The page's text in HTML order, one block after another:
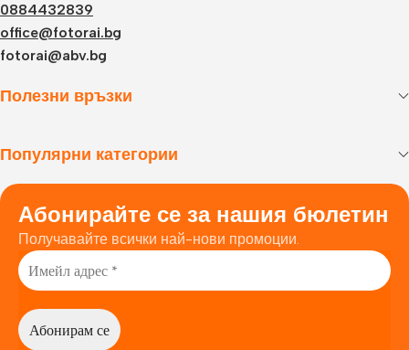
0884432839
office@fotorai.bg
fotorai@abv.bg
Полезни връзки
Популярни категории
Абонирайте се за нашия бюлетин
Получавайте всички най-нови промоции.